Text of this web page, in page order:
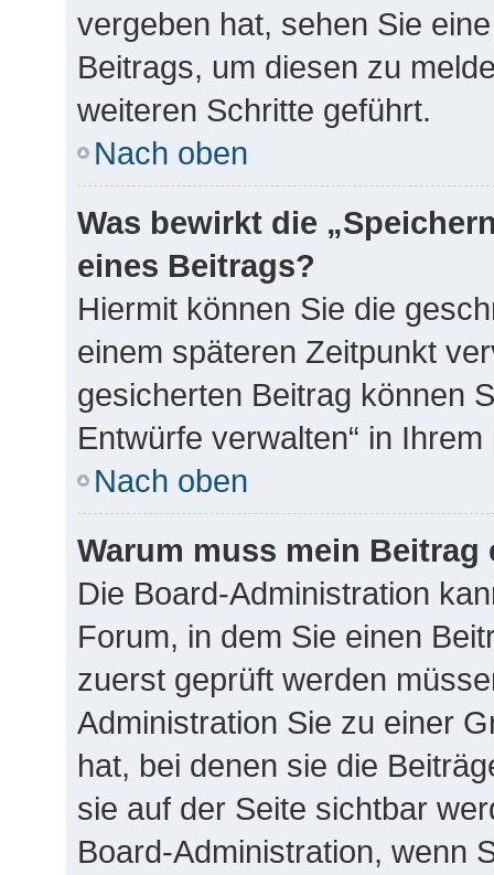
vergeben hat, sehen Sie
Beitrags, um diesen zu
weiteren Schritte geführt.
Nach oben
Was bewirkt die
eines Beitrags?
Hiermit können Sie die
einem späteren Zeitpunkt
gesicherten Beitrag können
Entwürfe verwalten“ in
Nach oben
Warum muss mein
Die Board-Administration
Forum, in dem Sie einen
zuerst geprüft werden
Administration Sie zu einer
hat, bei denen sie die
sie auf der Seite sichtbar
Board-Administration, wenn